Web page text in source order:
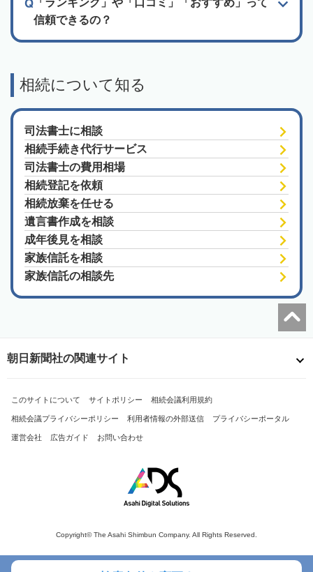
「ランキング」や「口コミ」「おすすめ」って
信頼できるの？
相続について知る
司法書士に相談
相続手続き代行サービス
司法書士の費用相場
相続登記を依頼
相続放棄を任せる
遺言書作成を相談
成年後見を相談
家族信託を相談
家族信託の相談先
朝日新聞社の関連サイト
このサイトについて サイトポリシー 相続会議利用規約
相続会議プライバシーポリシー 利用者情報の外部送信 プライバシーポータル
運営会社 広告ガイド お問い合わせ
Copyright© The Asahi Shimbun Company. All Rights Reserved.